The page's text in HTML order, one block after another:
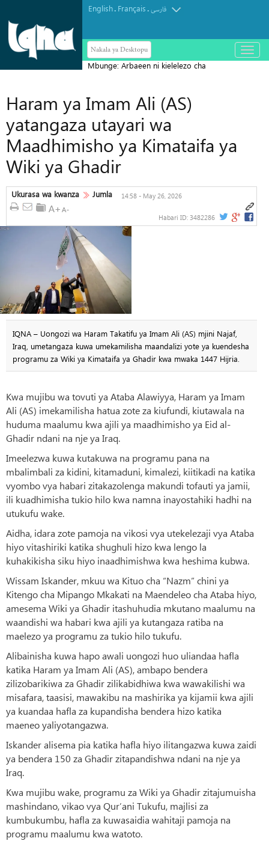
English. Français.فارسی
Nakala ya Desktopu
باز
و
Mbunge: Arbaeen ni kielelezo cha
Haram ya Imam Ali (AS)
yatangaza utayari wa
Maadhimisho ya Kimataifa ya
Wiki ya Ghadir
Ukurasa wa kwanza Jumla 14:58 - May 26, 2026
Habari ID: 3482286
IQNA – Uongozi wa Haram Takatifu ya Imam Ali (AS) mjini Najaf,
Iraq, umetangaza kuwa umekamilisha maandalizi yote ya kuendesha
programu za Wiki ya Kimataifa ya Ghadir kwa mwaka 1447 Hijria.
Kwa mujibu wa tovuti ya Ataba Alawiyya, Haram ya Imam
Ali (AS) imekamilisha hatua zote za kiufundi, kiutawala na
huduma maalumu kwa ajili ya maadhimisho ya Eid al-
Ghadir ndani na nje ya Iraq.
Imeelezwa kuwa kutakuwa na programu pana na
mbalimbali za kidini, kitamaduni, kimalezi, kiitikadi na katika
vyombo vya habari zitakazolenga makundi tofauti ya jamii,
ili kuadhimisha tukio hilo kwa namna inayostahiki hadhi na
utukufu wake.
Aidha, idara zote pamoja na vikosi vya utekelezaji vya Ataba
hiyo vitashiriki katika shughuli hizo kwa lengo la
kuhakikisha siku hiyo inaadhimishwa kwa heshima kubwa.
Wissam Iskander, mkuu wa Kituo cha “Nazm” chini ya
Kitengo cha Mipango Mkakati na Maendeleo cha Ataba hiyo,
amesema Wiki ya Ghadir itashuhudia mkutano maalumu na
waandishi wa habari kwa ajili ya kutangaza ratiba na
maelezo ya programu za tukio hilo tukufu.
Alibainisha kuwa hapo awali uongozi huo uliandaa hafla
katika Haram ya Imam Ali (AS), ambapo bendera
zilizobarikiwa za Ghadir zilikabidhiwa kwa wawakilishi wa
misafara, taasisi, mawakibu na mashirika ya kijamii kwa ajili
ya kuandaa hafla za kupandisha bendera hizo katika
maeneo yaliyotangazwa.
Iskander alisema pia katika hafla hiyo ilitangazwa kuwa zaidi
ya bendera 150 za Ghadir zitapandishwa ndani na nje ya
Iraq.
Kwa mujibu wake, programu za Wiki ya Ghadir zitajumuisha
mashindano, vikao vya Qur’ani Tukufu, majlisi za
kumbukumbu, hafla za kuwasaidia wahitaji pamoja na
programu maalumu kwa watoto.